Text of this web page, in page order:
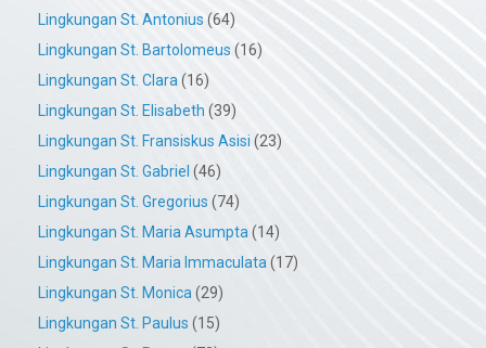
Lingkungan St. Antonius (64)
Lingkungan St. Bartolomeus (16)
Lingkungan St. Clara(16)
Lingkungan St. Elisabeth (39)
Lingkungan St. Fransiskus Asisi (23)
Lingkungan St. Gabriel (46)
Lingkungan St. Gregorius (74)
Lingkungan St. Maria Asumpta(14)
Lingkungan St. Maria Immaculata(17)
Lingkungan St. Monica(29)
Lingkungan St. Paulus (15)